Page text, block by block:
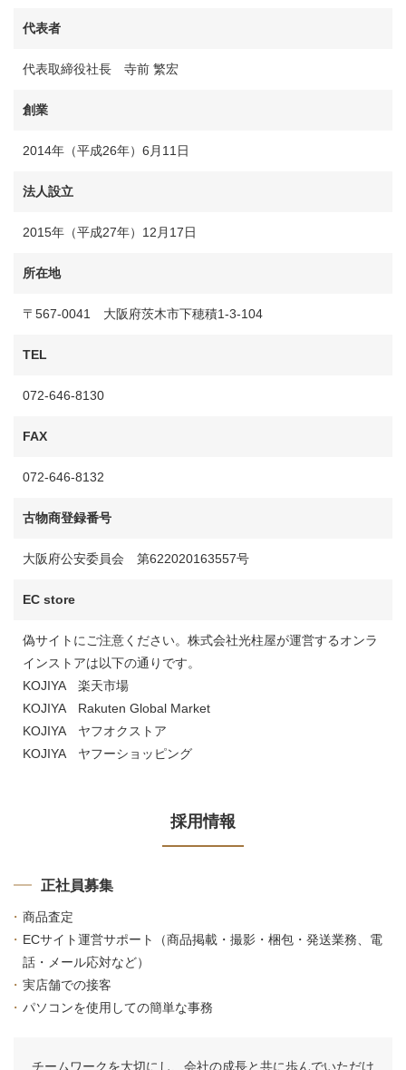
代表者
代表取締役社長 寺前 繁宏
創業
2014年（平成26年）6月11日
法人設立
2015年（平成27年）12月17日
所在地
〒567-0041 大阪府茨木市下穂積1-3-104
TEL
072-646-8130
FAX
072-646-8132
古物商登録番号
大阪府公安委員会 第622020163557号
EC store
偽サイトにご注意ください。株式会社光柱屋が運営するオンラ
インストアは以下の通りです。
KOJIYA 楽天市場
KOJIYA Rakuten Global Market
KOJIYA ヤフオクストア
KOJIYA ヤフーショッピング
採用情報
正社員募集
商品査定
ECサイト運営サポート（商品掲載・撮影・梱包・発送業務、電
話・メール応対など）
実店舗での接客
パソコンを使用しての簡単な事務
チームワークを大切にし、会社の成長と共に歩んでいただけ